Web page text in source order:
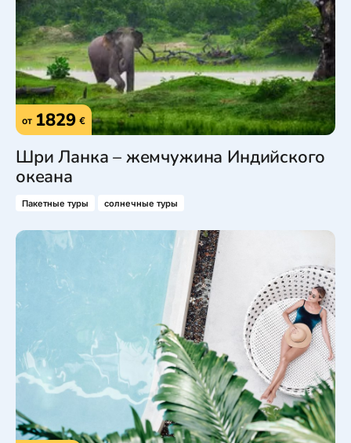
от 1829 €
Шри Ланка – жемчужина Индийского
океана
Пакетные туры солнечные туры